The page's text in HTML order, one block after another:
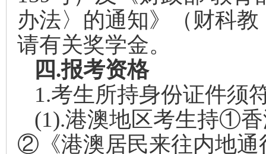
办法〉的通知》（财科
请有关奖学金。
四.报考资格
1.考生所持身份证件须
(1).港澳地区考生持①
②《港澳居民来往内地通